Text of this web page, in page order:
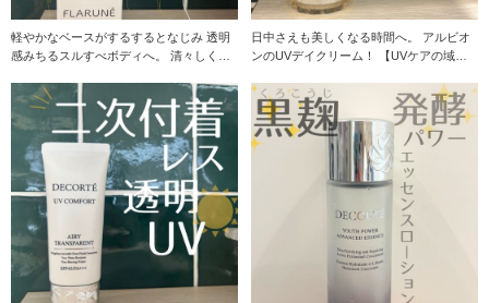
軽やかなベースがするするとなじみ 透明
感みちるスルすべボディへ。 清々しく華
日中さえも美しくなる時間へ。 アルビオ
ンのUVデイクリーム！ 【UVケアの域を